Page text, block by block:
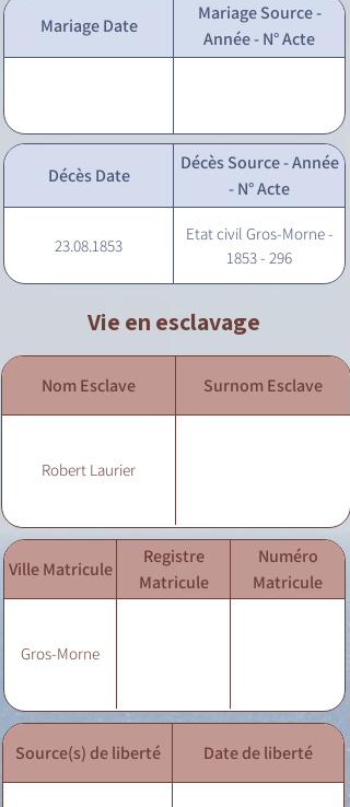
Mariage Date
Mariage Source -
Année - N° Acte
Décès Date
Décès Source - Année
- N° Acte
23.08.1853
Etat civil Gros-Morne -
1853 - 296
Vie en esclavage
Nom Esclave Surnom Esclave
Robert Laurier
Ville Matricule
Registre
Matricule
Numéro
Matricule
Gros-Morne
Source(s) de liberté Date de liberté